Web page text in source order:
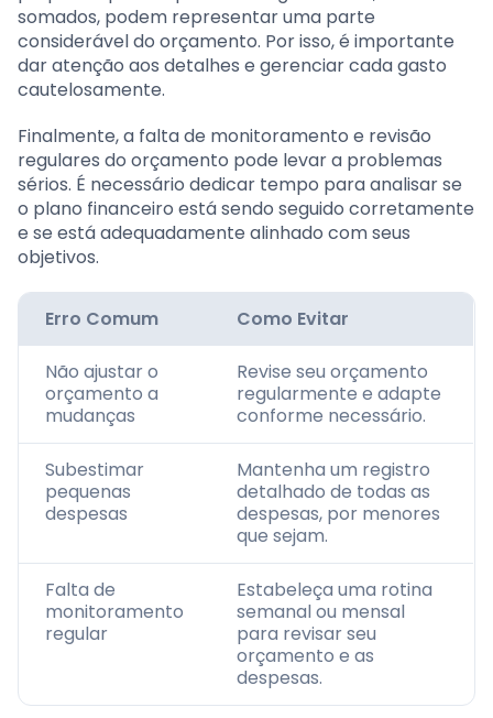
somados, podem representar uma parte
considerável do orçamento. Por isso, é importante
dar atenção aos detalhes e gerenciar cada gasto
cautelosamente.
Finalmente, a falta de monitoramento e revisão
regulares do orçamento pode levar a problemas
sérios. É necessário dedicar tempo para analisar se
o plano financeiro está sendo seguido corretamente
e se está adequadamente alinhado com seus
objetivos.
Erro Comum Como Evitar
Não ajustar o
orçamento a
mudanças
Revise seu orçamento
regularmente e adapte
conforme necessário.
Subestimar
pequenas
despesas
Mantenha um registro
detalhado de todas as
despesas, por menores
que sejam.
Falta de
monitoramento
regular
Estabeleça uma rotina
semanal ou mensal
para revisar seu
orçamento e as
despesas.